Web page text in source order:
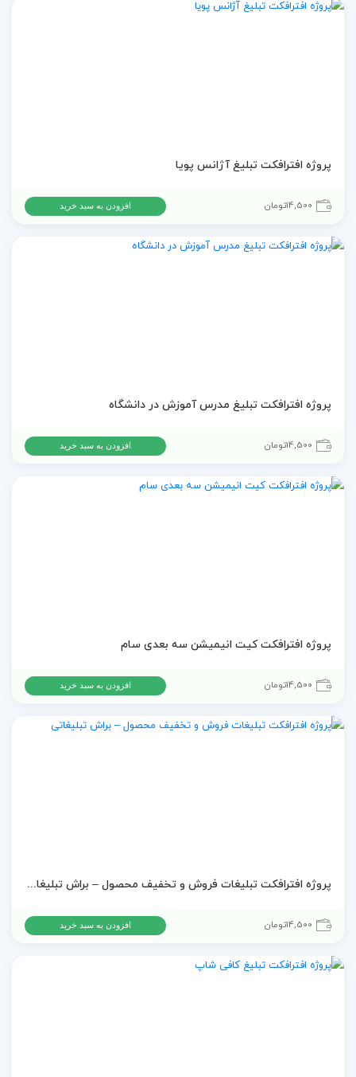
پروژه افترافکت تبلیغ آژانس پویا
14,500تومان افزودن به سبد خرید
پروژه افترافکت تبلیغ مدرس آموزش در دانشگاه
14,500تومان افزودن به سبد خرید
پروژه افترافکت کیت انیمیشن سه بعدی سام
14,500تومان افزودن به سبد خرید
پروژه افترافکت تبلیغات فروش و تخفیف محصول – براش تبلیغاتی
14,500تومان افزودن به سبد خرید